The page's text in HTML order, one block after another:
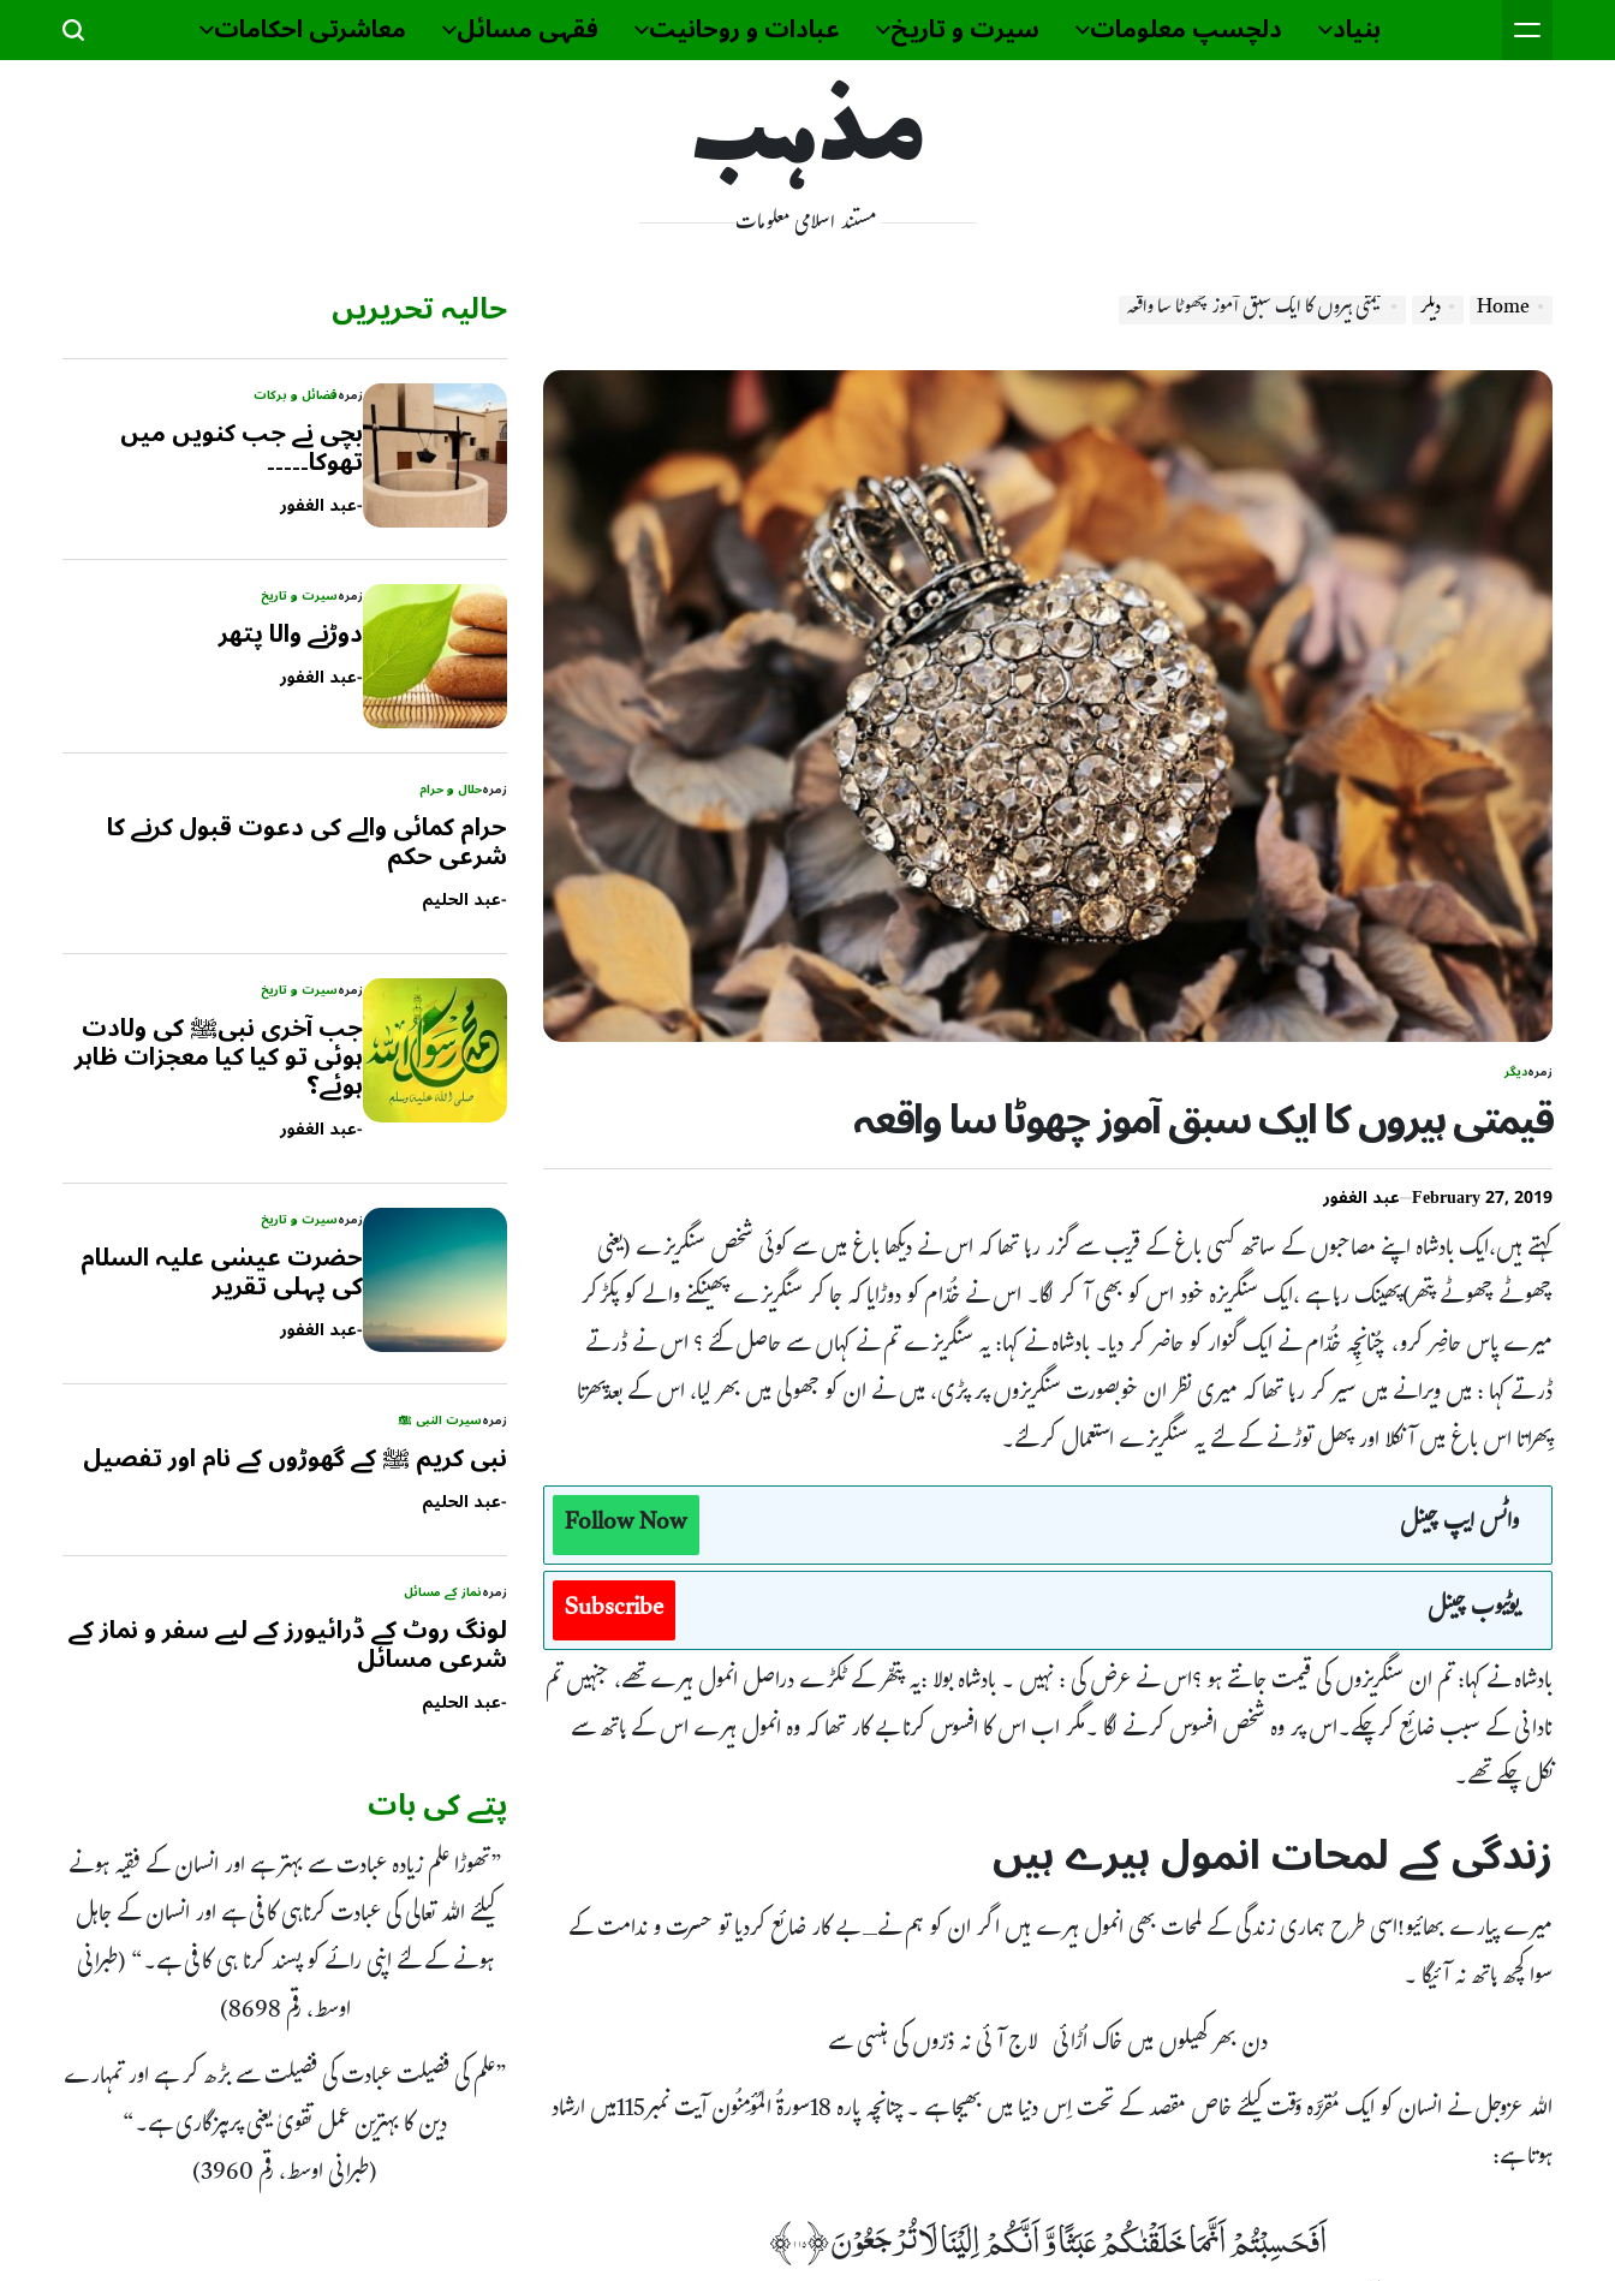
to
بنیاد دلچسپ معلومات سیرت و تاریخ عبادات و روحانیت فقہی مسائل معاشرتی احکامات
مذہب
مستند اسلامی معلومات
Home دیگر قیمتی ہیروں کا ایک سبق آموز چھوٹا سا واقعہ
زمرہدیگر
قیمتی ہیروں کا ایک سبق آموز چھوٹا سا واقعہ
February 27, 2019 عبد الغفور
کہتے ہیں،ایک بادشاہ اپنے مصاحبوں کے ساتھ کسی باغ کے قریب سے گزر رہا تھا کہ اس نے دیکھا باغ میں سے کوئی شخص سنگریزے (یعنی
چھوٹے چھوٹے پتھر)پھینک رہا ہے ،ایک سنگریزہ خود اس کو بھی آکر لگا۔ اس نے خُدّام کو دوڑایا کہ جا کر سنگریزے پھینکنے والے کو پکڑکر
میرے پاس حاضِر کرو، چُنانچِہ خُدّام نے ایک گنوار کو حاضر کر دیا۔ بادشاہ نے کہا: یہ سنگریزے تم نے کہاں سے حاصل کئے ؟ اس نے ڈرتے
ڈرتے کہا : میں ویرانے میں سیر کر رہا تھا کہ میری نظر ان خوبصورت سنگریزوں پر پڑی، میں نے ان کو جھولی میں بھر لیا، اس کے بعدپِھرتا
پِھراتا اس باغ میں آنکلا اور پھل توڑنے کے لئے یہ سنگریزے استعمال کرلئے۔
واٹس ایپ چینل
Follow Now
یوٹیوب چینل
Subscribe
بادشاہ نے کہا: تم ان سنگریزوں کی قیمت جانتے ہو ؟اس نے عرض کی : نہیں ۔ بادشاہ بولا :یہ پتھّر کے ٹکڑے دراصل انمول ہیرے تھے، جنہیں تم
نادانی کے سبب ضائِع کرچکے۔اس پر وہ شخص افسوس کرنے لگا ۔مگر اب اس کا افسوس کرنا بے کار تھا کہ وہ انمول ہیرے اس کے ہاتھ سے
نکل چکے تھے۔
زندگی کے لمحات انمول ہیرے ہیں
میرے پیارے بھائیو!اسی طرح ہماری زندگی کے لمحات بھی انمول ہیرے ہیں اگر ان کو ہم نےـ بے کار ضائع کردیا تو حسرت و ندامت کے
سوا کچھ ہاتھ نہ آ ئیگا ۔
دن بھر کھیلوں میں خاک اُڑائی لاج آئی نہ ذرّوں کی ہنسی سے
اللہ عزوجل نے انسان کو ایک مُقرَّرہ وَقت کیلئے خاص مقصد کے تحت اِس دنیا میں بھیجا ہے ۔چنانچہ پارہ 18سورۃُ المُؤمِنُون آیت نمبر115میں ارشاد
ہوتا ہے:
اَفَحَسِبْتُمْ اَنَّمَا خَلَقْنٰکُمْ عَبَثًا وَّ اَنَّکُمْ اِلَیۡنَا لَا تُرْجَعُوۡنَ ﴿۱۱۵﴾
حالیہ تحریریں
زمرہفضائل و برکات
بچی نے جب کنویں میں
تھوکا۔۔۔۔۔
-عبد الغفور
زمرہسیرت و تاریخ
دوڑنے والا پتھر
-عبد الغفور
زمرہحلال و حرام
حرام کمائی والے کی دعوت قبول کرنے کا
شرعی حکم
-عبد الحلیم
زمرہسیرت و تاریخ
جب آخری نبیﷺ کی ولادت
ہوئی تو کیا کیا معجزات ظاہر
ہوئے؟
-عبد الغفور
زمرہسیرت و تاریخ
حضرت عیسٰی علیہ السلام
کی پہلی تقریر
-عبد الغفور
زمرہسیرت النبی ﷺ
نبی کریم ﷺ کے گھوڑوں کے نام اور تفصیل
-عبد الحلیم
زمرہنماز کے مسائل
لونگ روٹ کے ڈرائیورز کے لیے سفر و نماز کے
شرعی مسائل
-عبد الحلیم
پتے کی بات
”تھوڑا علم زیادہ عبادت سے بہتر ہے اور انسان کے فقیہ ہونے
کیلئے اللہ تعالی کی عبادت کرناہی کافی ہے اور انسان کے جاہل
ہونے کے لئے اپنی رائے کو پسند کرنا ہی کافی ہے۔“ (طبرانی
اوسط، رقم 8698)
”علم کی فضیلت عبادت کی فضیلت سے بڑھ کر ہے اور تمہارے
دین کا بہترین عمل تقویٰ یعنی پرہیزگاری ہے۔“
(طبرانی اوسط، رقم 3960)